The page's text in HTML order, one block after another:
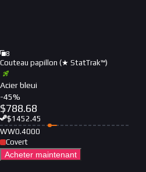
8
Couteau papillon (★ StatTrak™)
Acier bleui
-45%
$788.68
$1452.45
WW0.4000
Covert
Acheter maintenant